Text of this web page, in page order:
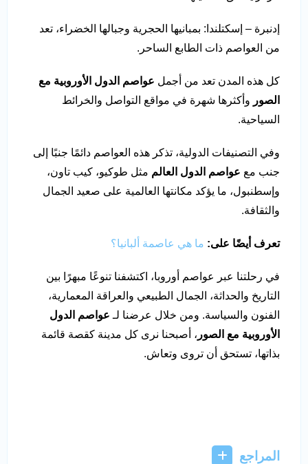
إدنبرة – إسكتلندا: بمبانيها الحجرية وجبالها الخضراء، تعد
من العواصم ذات الطابع الساحر.
كل هذه المدن تعد من أجمل عواصم الدول الأوروبية مع
الصور وأكثرها شهرة في مواقع التواصل والخرائط
السياحية.
وفي التصنيفات الدولية، تذكر هذه العواصم دائمًا جنبًا إلى
جنب مع عواصم الدول العالم مثل طوكيو، كيب تاون،
وإسطنبول، ما يؤكد مكانتها العالمية على صعيد الجمال
والثقافة.
تعرف أيضًا على: ما هي عاصمة ألبانيا؟
في رحلتنا عبر عواصم أوروبا، اكتشفنا تنوعًا مبهرًا بين
التاريخ والحداثة، الجمال الطبيعي والعراقة المعمارية،
الفنون والسياسة. ومن خلال عرضنا لـ عواصم الدول
الأوروبية مع الصور ، أصبحنا نرى كل مدينة كقصة قائمة
بذاتها، تستحق أن تروى وتعاش.
المراجع